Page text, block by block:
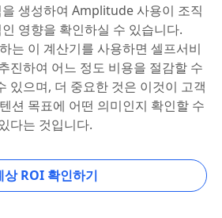
생성하여 Amplitude 사용이 조직
영향을 확인하실 수 있습니다.
는 이 계산기를 사용하면 셀프서비
진하여 어느 정도 비용을 절감할 수
있으며, 더 중요한 것은 이것이 고객
션 목표에 어떤 의미인지 확인할 수
다는 것입니다.
상 ROI 확인하기